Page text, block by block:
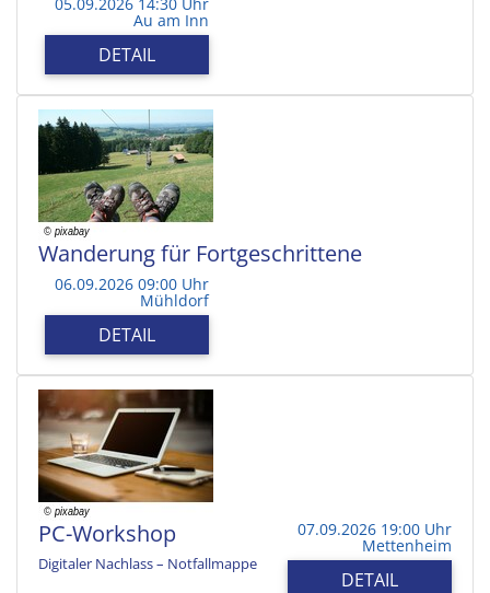
Au am Inn
DETAIL
Wanderung für Fortgeschrittene
06.09.2026 09:00 Uhr
Mühldorf
DETAIL
PC-Workshop
Digitaler Nachlass – Notfallmappe
07.09.2026 19:00 Uhr
Mettenheim
DETAIL